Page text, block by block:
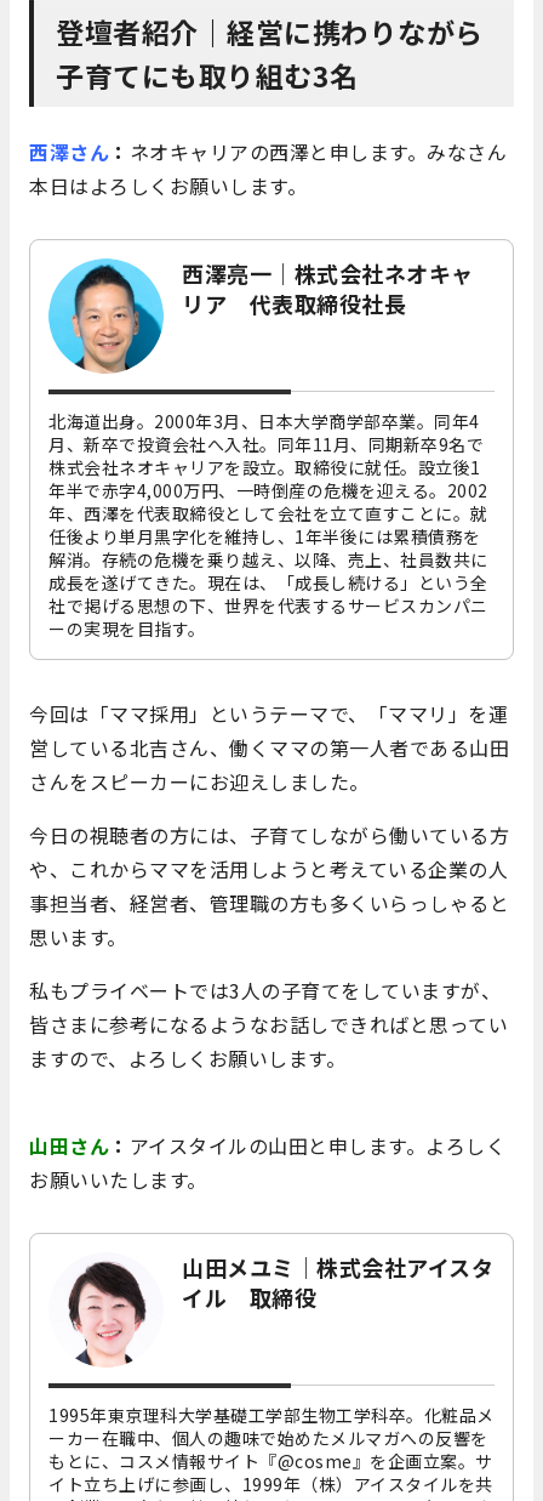
登壇者紹介｜経営に携わりながら
子育てにも取り組む3名
西澤さん ： ネオキャリアの西澤と申します。みなさん
本日はよろしくお願いします。
西澤亮一｜株式会社ネオキャ
リア 代表取締役社長
北海道出身。2000年3月、日本大学商学部卒業。同年4
月、新卒で投資会社へ入社。同年11月、同期新卒9名で
株式会社ネオキャリアを設立。取締役に就任。設立後1
年半で赤字4,000万円、一時倒産の危機を迎える。2002
年、西澤を代表取締役として会社を立て直すことに。就
任後より単月黒字化を維持し、1年半後には累積債務を
解消。存続の危機を乗り越え、以降、売上、社員数共に
成長を遂げてきた。現在は、「成長し続ける」という全
社で掲げる思想の下、世界を代表するサービスカンパニ
ーの実現を目指す。
今回は「ママ採用」というテーマで、「ママリ」を運
営している北吉さん、働くママの第一人者である山田
さんをスピーカーにお迎えしました。
今日の視聴者の方には、子育てしながら働いている方
や、これからママを活用しようと考えている企業の人
事担当者、経営者、管理職の方も多くいらっしゃると
思います。
私もプライベートでは3人の子育てをしていますが、
皆さまに参考になるようなお話しできればと思ってい
ますので、よろしくお願いします。
山田さん ： アイスタイルの山田と申します。よろしく
お願いいたします。
山田メユミ｜株式会社アイスタ
イル 取締役
1995年東京理科大学基礎工学部生物工学科卒。化粧品メ
ーカー在職中、個人の趣味で始めたメルマガへの反響を
もとに、コスメ情報サイト『@cosme』を企画立案。サ
イト立ち上げに参画し、1999年（株）アイスタイルを共